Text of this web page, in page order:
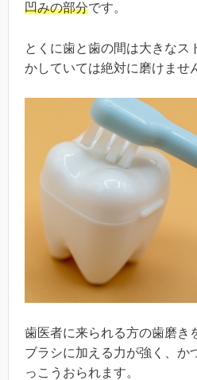
凹みの部分です。
とくに歯と歯の間は大きなス
かしていては絶対に磨けませ
歯医者に来られる方の歯磨き
ブラシに加える力が強く、か
っこうおられます。